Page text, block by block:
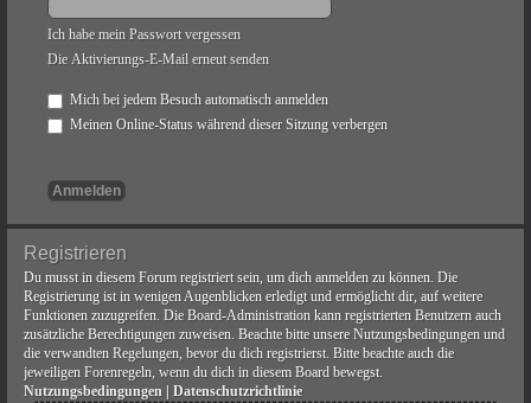
Ich habe mein Passwort vergessen
Die Aktivierungs-E-Mail erneut senden
Mich bei jedem Besuch automatisch anmelden
Meinen Online-Status während dieser Sitzung verbergen
Registrieren
Du musst in diesem Forum registriert sein, um dich anmelden zu können. Die
Registrierung ist in wenigen Augenblicken erledigt und ermöglicht dir, auf weitere
Funktionen zuzugreifen. Die Board-Administration kann registrierten Benutzern auch
zusätzliche Berechtigungen zuweisen. Beachte bitte unsere Nutzungsbedingungen und
die verwandten Regelungen, bevor du dich registrierst. Bitte beachte auch die
jeweiligen Forenregeln, wenn du dich in diesem Board bewegst.
Nutzungsbedingungen
Datenschutzrichtlinie